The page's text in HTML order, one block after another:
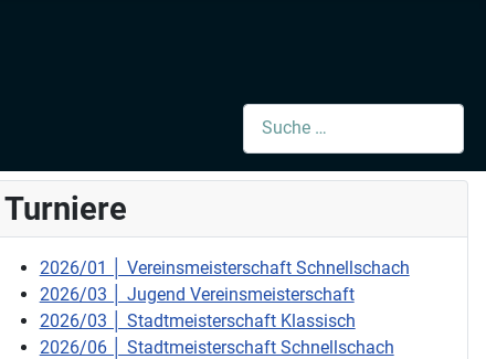
Suchen
Turniere
2026/01 │ Vereinsmeisterschaft Schnellschach
2026/03 │ Jugend Vereinsmeisterschaft
2026/03 │ Stadtmeisterschaft Klassisch
2026/06 │ Stadtmeisterschaft Schnellschach